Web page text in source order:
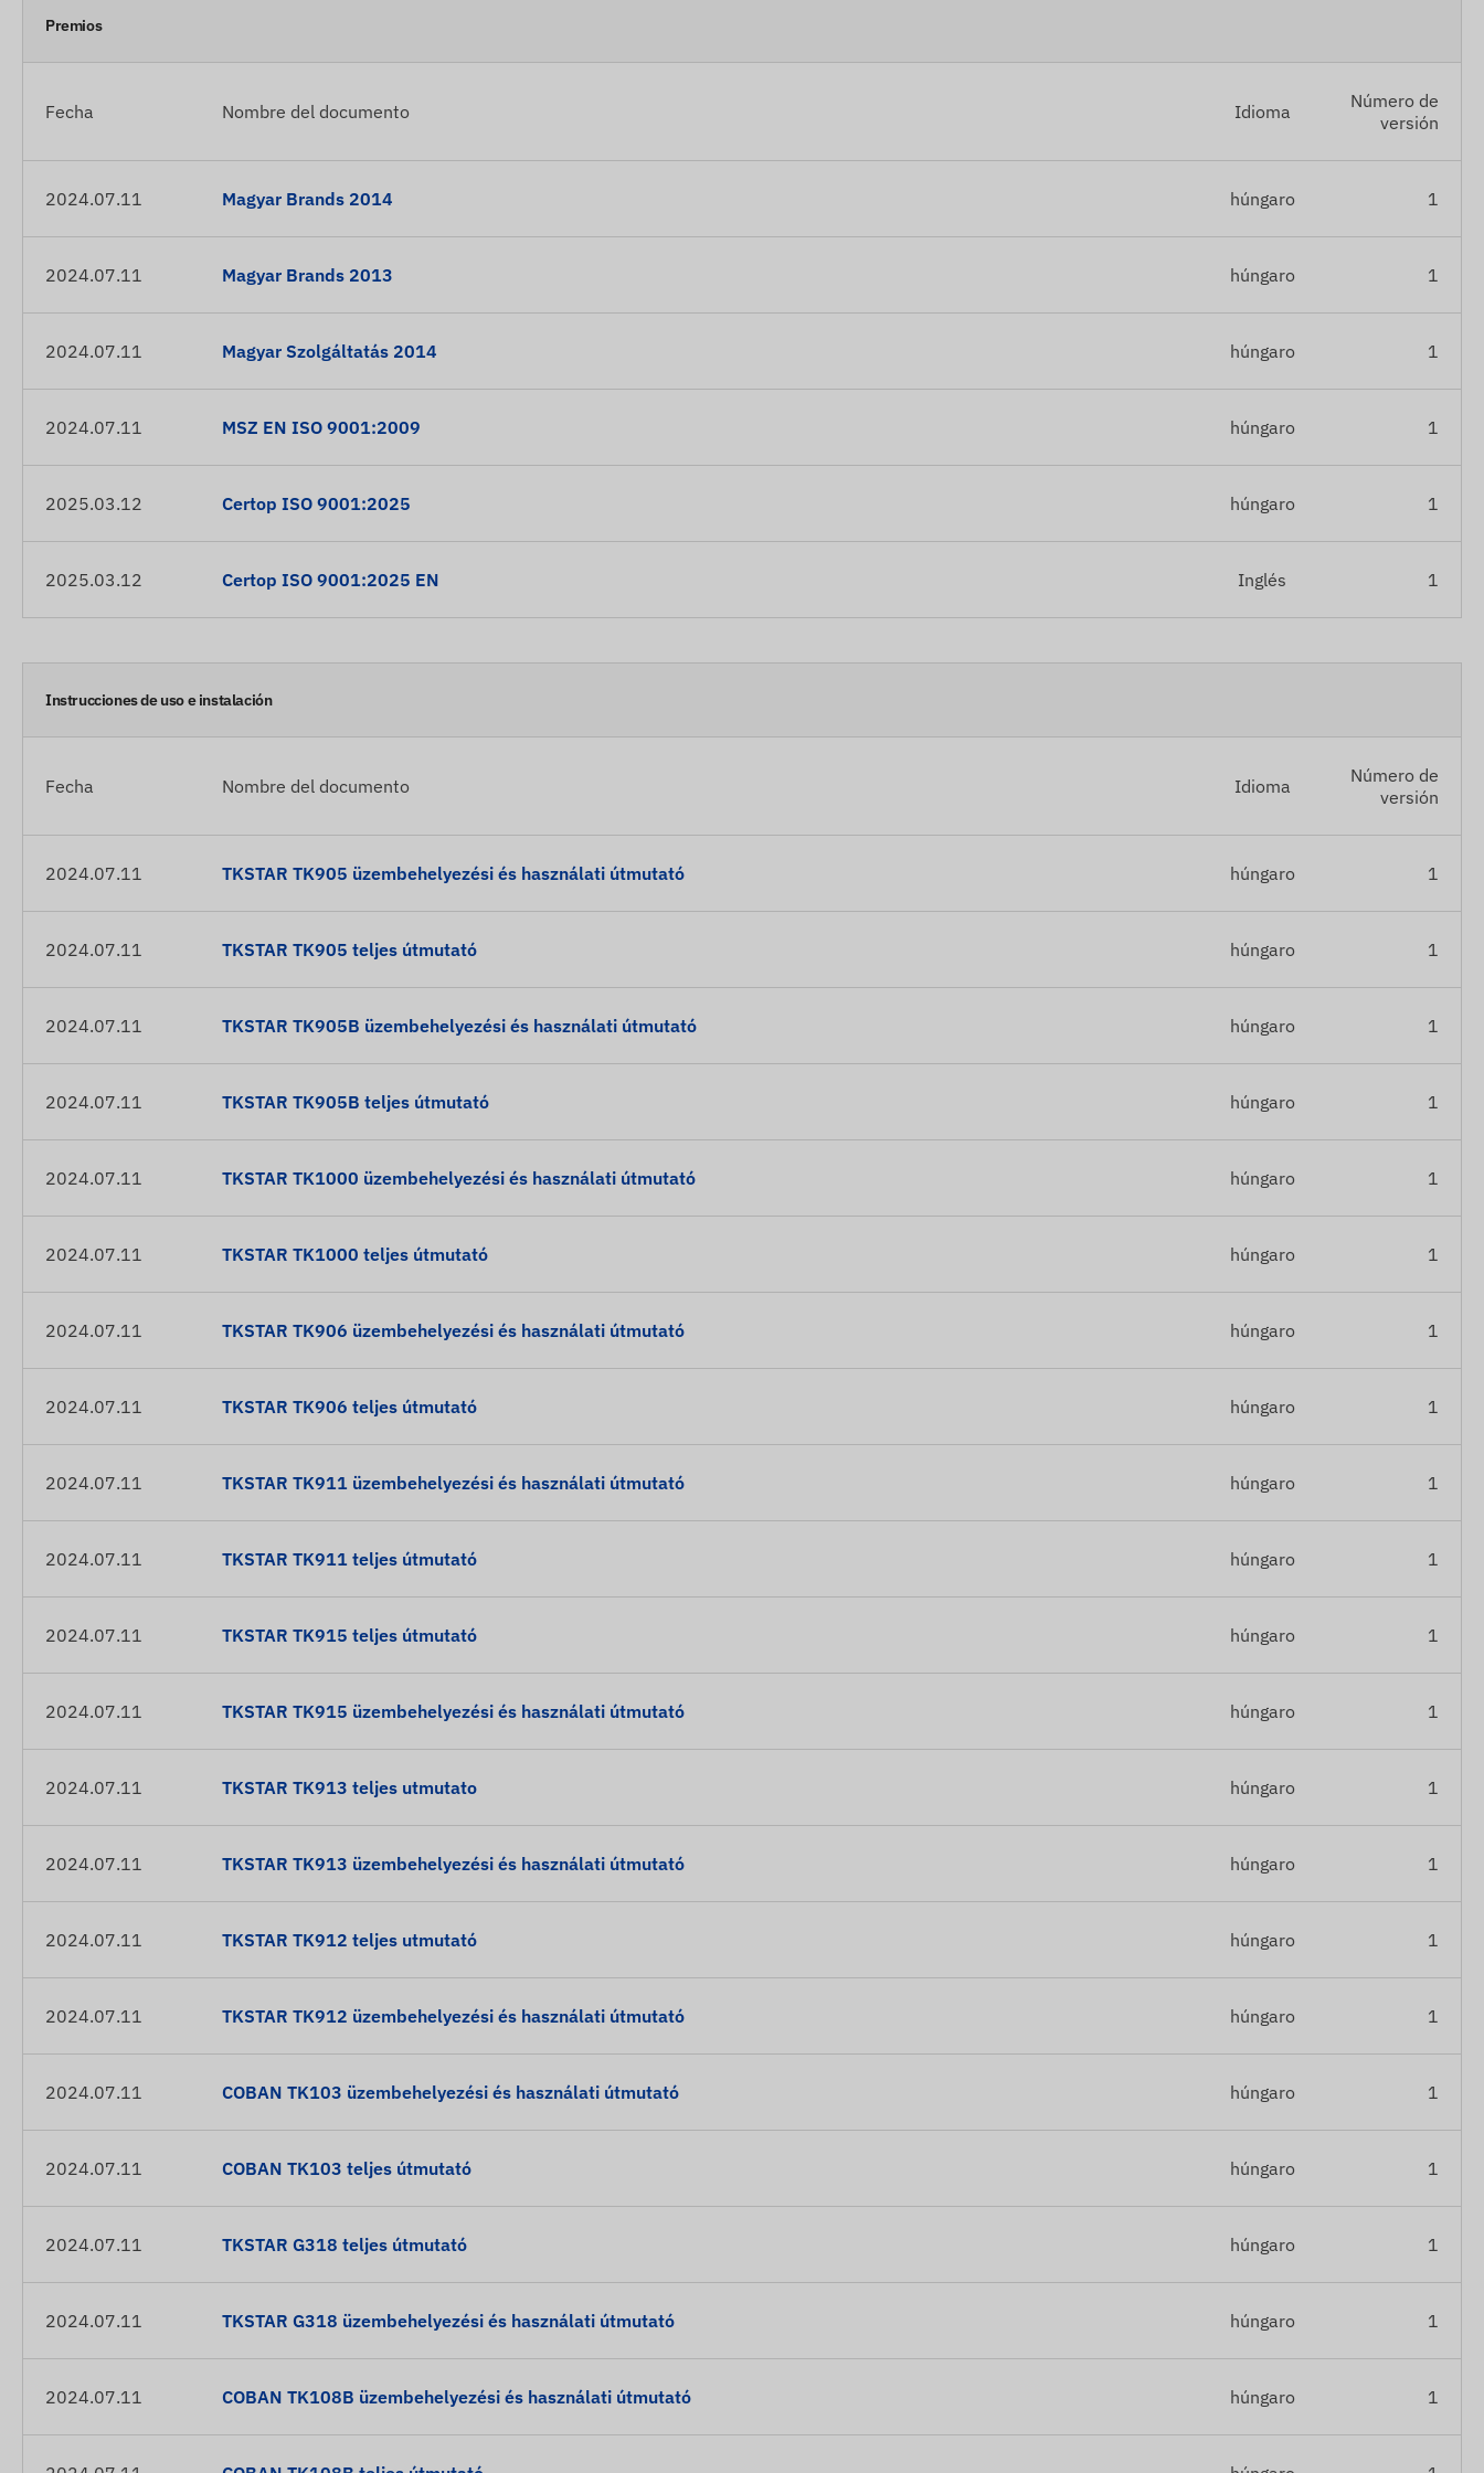
Premios
Fecha Nombre del documento Idioma
Número de
versión
2024.07.11 Magyar Brands 2014 húngaro 1
2024.07.11 Magyar Brands 2013 húngaro 1
2024.07.11 Magyar Szolgáltatás 2014 húngaro 1
2024.07.11 MSZ EN ISO 9001:2009 húngaro 1
2025.03.12 Certop ISO 9001:2025 húngaro 1
2025.03.12 Certop ISO 9001:2025 EN Inglés 1
Instrucciones de uso e instalación
Fecha Nombre del documento Idioma
Número de
versión
2024.07.11 TKSTAR TK905 üzembehelyezési és használati útmutató húngaro 1
2024.07.11 TKSTAR TK905 teljes útmutató húngaro 1
2024.07.11 TKSTAR TK905B üzembehelyezési és használati útmutató húngaro 1
2024.07.11 TKSTAR TK905B teljes útmutató húngaro 1
2024.07.11 TKSTAR TK1000 üzembehelyezési és használati útmutató húngaro 1
2024.07.11 TKSTAR TK1000 teljes útmutató húngaro 1
2024.07.11 TKSTAR TK906 üzembehelyezési és használati útmutató húngaro 1
2024.07.11 TKSTAR TK906 teljes útmutató húngaro 1
2024.07.11 TKSTAR TK911 üzembehelyezési és használati útmutató húngaro 1
2024.07.11 TKSTAR TK911 teljes útmutató húngaro 1
2024.07.11 TKSTAR TK915 teljes útmutató húngaro 1
2024.07.11 TKSTAR TK915 üzembehelyezési és használati útmutató húngaro 1
2024.07.11 TKSTAR TK913 teljes utmutato húngaro 1
2024.07.11 TKSTAR TK913 üzembehelyezési és használati útmutató húngaro 1
2024.07.11 TKSTAR TK912 teljes utmutató húngaro 1
2024.07.11 TKSTAR TK912 üzembehelyezési és használati útmutató húngaro 1
2024.07.11 COBAN TK103 üzembehelyezési és használati útmutató húngaro 1
2024.07.11 COBAN TK103 teljes útmutató húngaro 1
2024.07.11 TKSTAR G318 teljes útmutató húngaro 1
2024.07.11 TKSTAR G318 üzembehelyezési és használati útmutató húngaro 1
2024.07.11 COBAN TK108B üzembehelyezési és használati útmutató húngaro 1